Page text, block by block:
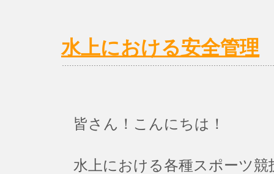
水上における安全管理
皆さん！こんにちは！
水上における各種スポーツ